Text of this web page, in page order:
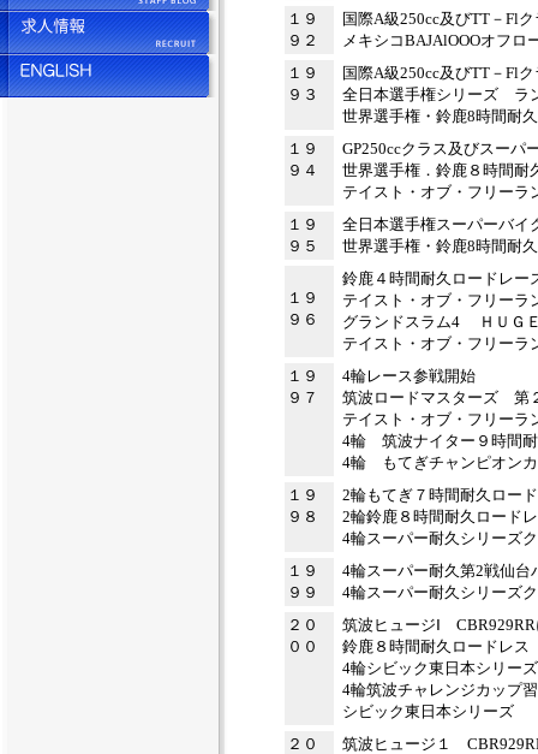
１９
９２
国際A級250cc及びTT－Fl
メキシコBAJAlOOOオフ
１９
９３
国際A級250cc及びTT－Fl
全日本選手権シリーズ
世界選手権・鈴鹿8時間耐
１９
９４
GP250ccクラス及びスーパ
世界選手権．鈴鹿８時間
テイスト・オブ・フリーラ
１９
９５
全日本選手権スーパーバイ
世界選手権・鈴鹿8時間
１９
９６
鈴鹿４時間耐久ロー
テイスト・オブ・フリー
グランドスラム4 ＨＵＧ
テイスト・オブ・フリ
１９
９７
4輪レース参戦開始
筑波ロードマスターズ
テイスト・オブ・フリー
4輪 筑波ナイター９時
4輪 もてぎチャンピオン
１９
９８
2輪もてぎ７時間耐久ロー
2輪鈴鹿８時間耐久ロード
4輪スーパー耐久シリーズ
１９
９９
4輪スーパー耐久第2戦仙
4輪スーパー耐久シリー
２０
００
筑波ヒュージⅠ
鈴鹿８時間耐久ロードレ
4輪シビック東日本シリー
4輪筑波チャレンジカップ
シビック東日本シリー
２０
筑波ヒュージ１